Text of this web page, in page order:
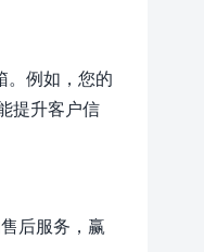
。例如，您的
提升客户信
后服务，赢